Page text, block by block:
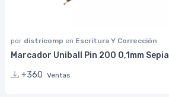
por districomp en Escritura Y Corrección
Marcador Uniball Pin 200 0,1mm Sepia
+360 Ventas